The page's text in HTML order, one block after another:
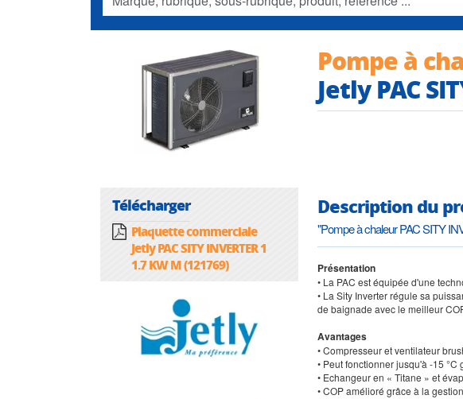
Télécharger
Plaquette commerciale
Jetly PAC SITY INVERTER 1
1.7 KW M (121769)
Pompe à
Jetly PAC
Description du
"Pompe à chaleur PAC SITY
Présentation
• La PAC est équipée d'une
• La Sity Inverter régule sa
de baignade avec le meilleur
Avantages
• Compresseur et ventilateur
• Peut fonctionner jusqu'à -15
• Echangeur en « Titane » et
• COP amélioré grâce à la